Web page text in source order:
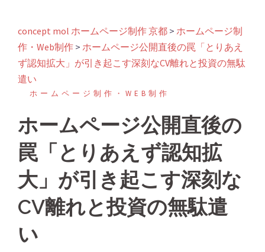
concept mol ホームページ制作 京都 > ホームページ制
作・Web制作 > ホームページ公開直後の罠「とりあえ
ず認知拡大」が引き起こす深刻なCV離れと投資の無駄
遣い
ホームページ制作・WEB制作
ホームページ公開直後の
罠「とりあえず認知拡
大」が引き起こす深刻な
CV離れと投資の無駄遣
い